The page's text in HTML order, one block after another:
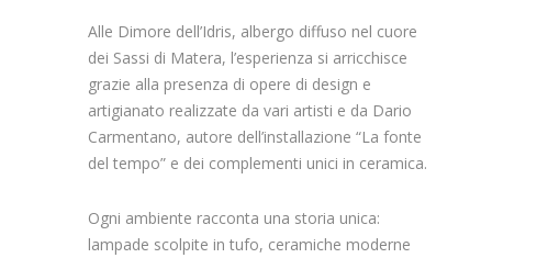
Alle Dimore dell’Idris, albergo diffuso nel cuore
dei Sassi di Matera, l’esperienza si arricchisce
grazie alla presenza di opere di design e
artigianato realizzate da vari artisti e da Dario
Carmentano, autore dell’installazione “La fonte
del tempo” e dei complementi unici in ceramica.
Ogni ambiente racconta una storia unica:
lampade scolpite in tufo, ceramiche moderne